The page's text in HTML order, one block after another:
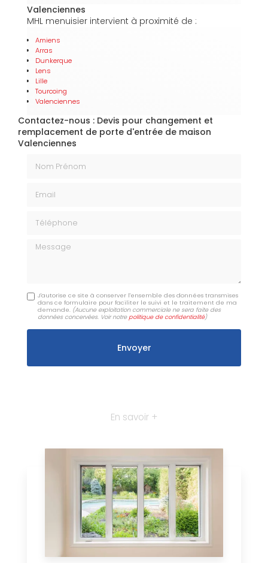
Valenciennes
MHL menuisier intervient à proximité de :
Amiens
Arras
Dunkerque
Lens
Lille
Tourcoing
Valenciennes
Contactez-nous : Devis pour changement et
remplacement de porte d'entrée de maison
Valenciennes
Message
J'autorise ce site à conserver l'ensemble des données transmises
dans ce formulaire pour faciliter le suivi et le traitement de ma
demande. (Aucune exploitation commerciale ne sera faite des
données concervées. Voir notrepolitique de confidentialité)
En savoir +